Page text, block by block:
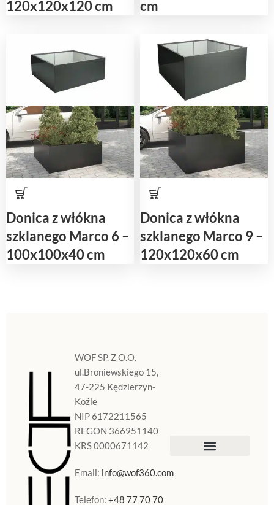
120x120x120 cm
cm
Donica z włókna
szklanego Marco 6 –
100x100x40 cm
Donica z włókna
szklanego Marco 9 –
120x120x60 cm
WOF SP. Z O.O.
ul.Broniewskiego 15,
47-225 Kędzierzyn-
Koźle
NIP 6172211565
REGON 366951140
KRS 0000671142
Email: info@wof360.com
Telefon:+48 77 70 70